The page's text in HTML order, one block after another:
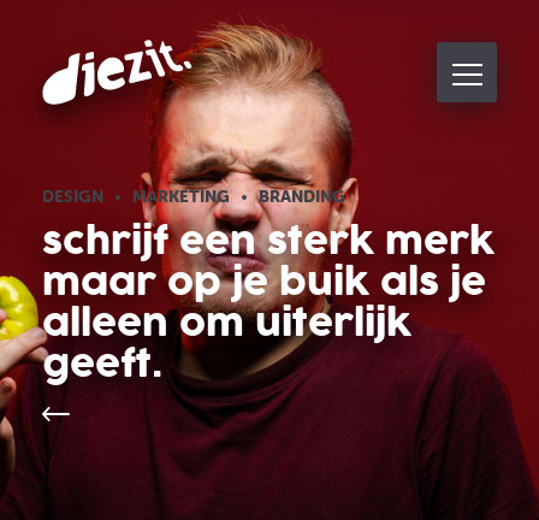
DESIGN MARKETING BRANDING
schrijf een sterk merk
maar op je buik als je
alleen om uiterlijk
geeft.